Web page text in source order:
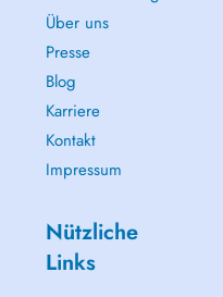
Über uns
Presse
Blog
Karriere
Kontakt
Impressum
Nützliche
Links